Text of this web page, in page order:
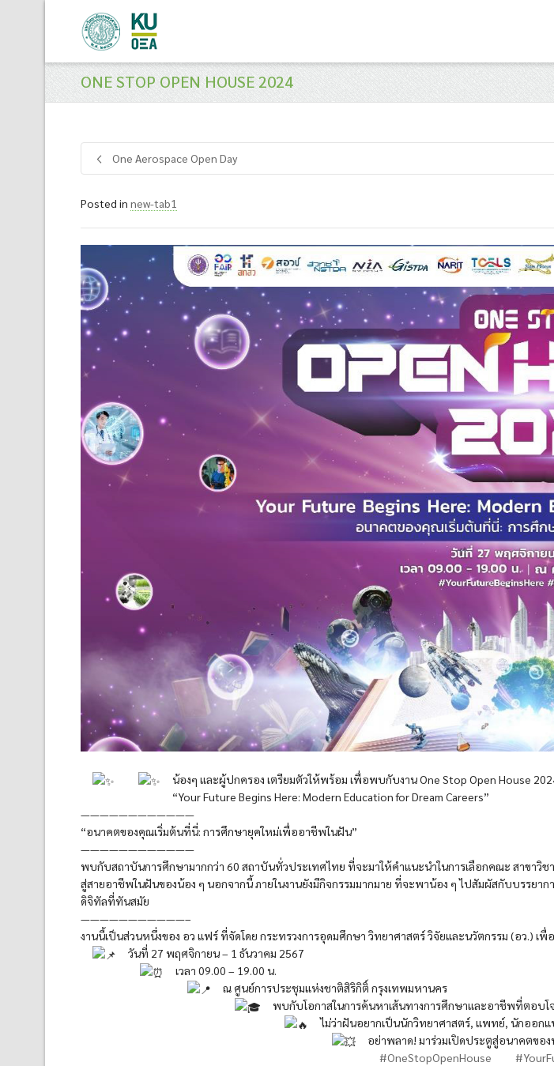
ONE STOP OPEN HOUSE 2024
One Aerospace Open Day
Posted in new-tab1
น้องๆ และผู้ปกครอง เตรียมตัวให้พร้อม เพื่อพบกับงานOne Stop Open House
“Your Future Begins Here: Modern Education for Dream Careers”
————————————
“อนาคตของคุณเริ่มต้นที่นี่: การศึกษายุคใหม่เพื่ออาชีพในฝัน”
————————————
พบกับสถาบันการศึกษามากกว่า 60 สถาบันทั่วประเทศไทย ที่จะมาให้คำแนะนำในการเลือกคณะ สาขาวิ
สู่สายอาชีพในฝันของน้อง ๆ นอกจากนี้ ภายในงานยังมีกิจกรรมมากมาย ที่จะพาน้อง ๆ ไปสัมผัสกับบรรยา
ดิจิทัลที่ทันสมัย
———————————–
งานนี้เป็นส่วนหนึ่งของ อว แฟร์ ที่จัดโดย กระทรวงการอุดมศึกษา วิทยาศาสตร์ วิจัยและนวัตกรรม (อว.)
วันที่ 27 พฤศจิกายน – 1 ธันวาคม 2567
เวลา 09.00 – 19.00 น.
ณ ศูนย์การประชุมแห่งชาติสิริกิติ์ กรุงเทพมหานคร
พบกับโอกาสในการค้นหาเส้นทางการศึกษาและอาชีพที่ตอบ
ไม่ว่าฝันอยากเป็นนักวิทยาศาสตร์, แพทย์, นักออ
อย่าพลาด! มาร่วมเปิดประตูสู่อนาคตขอ
#OneStopOpenHouse